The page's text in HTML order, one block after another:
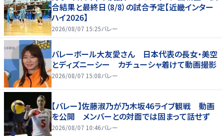
合結果と最終日（8/8）の試合予定【近畿インター
ハイ2026】
2026/08/07 15:25バレー
バレーボール大友愛さん 日本代表の長女・美空
とディズニーシー カチューシャ着けて動画撮影
2026/08/07 15:08バレー
【バレー】佐藤淑乃が乃木坂46ライブ観戦 動画
を公開 メンバーとの対面では固まって話せず
2026/08/07 10:46バレー